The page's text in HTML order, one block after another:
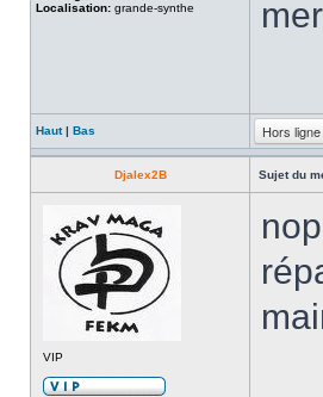
Localisation: grande-synthe
Haut| Bas Hors ligne
Djalex2B Sujet du
VIP